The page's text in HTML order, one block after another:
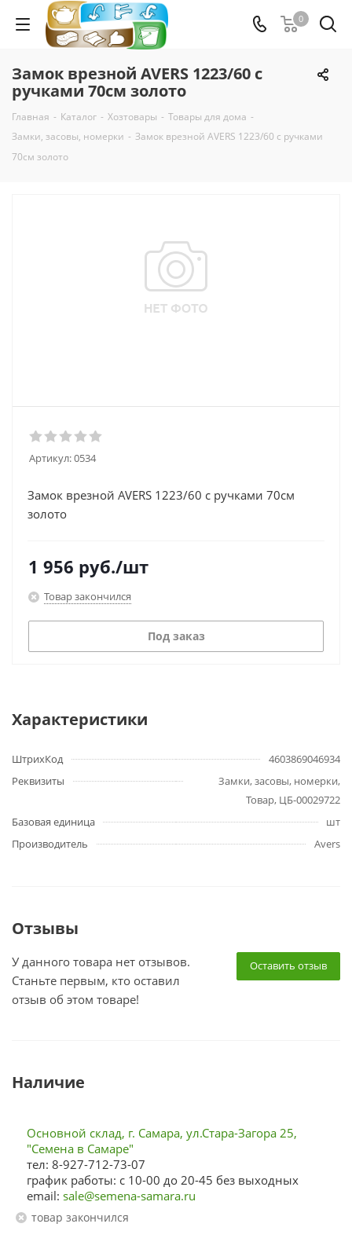
0
Замок врезной AVERS 1223/60 с
ручками 70см золото
Главная - Каталог - Хозтовары - Товары для дома -
Замки, засовы, номерки - Замок врезной AVERS 1223/60 с ручками
70см золото
Артикул:0534
Замок врезной AVERS 1223/60 с ручками 70см
золото
1 956 руб./шт
Товар закончился
Под заказ
Характеристики
ШтрихКод
4603869046934
Реквизиты
Замки, засовы, номерки,
Товар, ЦБ-00029722
Базовая единица
шт
Производитель
Avers
Отзывы
Оставить отзыв
У данного товара нет отзывов.
Станьте первым, кто оставил
отзыв об этом товаре!
Наличие
Основной склад, г. Самара, ул.Стара-Загора 25,
"Семена в Самаре"
тел: 8-927-712-73-07
график работы: с 10-00 до 20-45 без выходных
email: sale@semena-samara.ru
Товар закончился